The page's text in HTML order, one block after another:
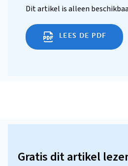
Dit artikel is alleen
LEES DE PDF
Gratis dit artikel